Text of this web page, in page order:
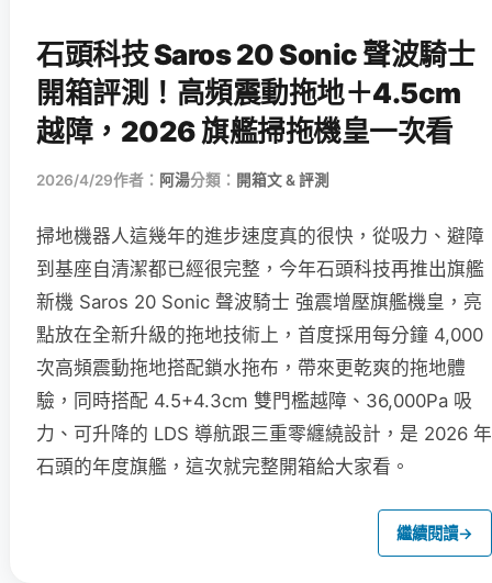
石頭科技 Saros 20 Sonic 聲波騎士
開箱評測！高頻震動拖地＋4.5cm
越障，2026 旗艦掃拖機皇一次看
2026/4/29作者： 阿湯分類： 開箱文 & 評測
掃地機器人這幾年的進步速度真的很快，從吸力、避障
到基座自清潔都已經很完整，今年石頭科技再推出旗艦
新機 Saros 20 Sonic 聲波騎士 強震增壓旗艦機皇，亮
點放在全新升級的拖地技術上，首度採用每分鐘 4,000
次高頻震動拖地搭配鎖水拖布，帶來更乾爽的拖地體
驗，同時搭配 4.5+4.3cm 雙門檻越障、36,000Pa 吸
力、可升降的 LDS 導航跟三重零纏繞設計，是 2026 年
石頭的年度旗艦，這次就完整開箱給大家看。
繼續閱讀→